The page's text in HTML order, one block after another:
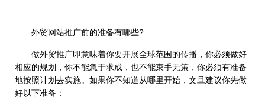
外贸网站推广前的准备有哪些?
做外贸推广即意味着你要开展全球范围的传播，你必须做好
相应的规划，你不能急于求成，也不能束手无策，你必须有准备
地按照计划去实施。如果你不知道从哪里开始，文旦建议你先做
好以下准备：